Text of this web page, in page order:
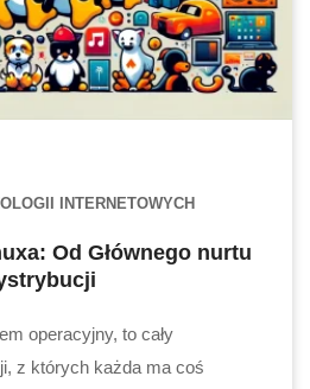
INTERNETOWYCH
Od Głównego nurtu
operacyjny, to cały
z których każda ma coś